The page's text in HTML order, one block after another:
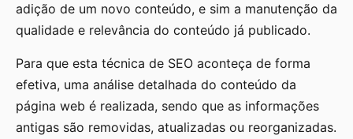
adição de um novo conteúdo, e sim a manutenção da
qualidade e relevância do conteúdo já publicado.
Para que esta técnica de SEO aconteça de forma
efetiva, uma análise detalhada do conteúdo da
página web é realizada, sendo que as informações
antigas são removidas, atualizadas ou reorganizadas.